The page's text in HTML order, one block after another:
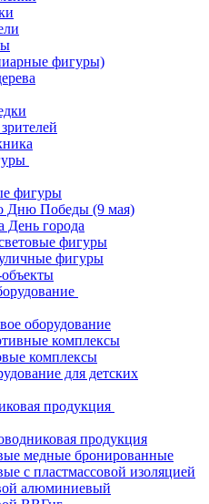
фигуры)
фигуры
Дню Победы (9 мая)
День города
фигуры
фигуры
оборудование
комплексы
комплексы
для детских
продукция
продукция
медные бронированные
с пластмассовой изоляцией
алюминиевый